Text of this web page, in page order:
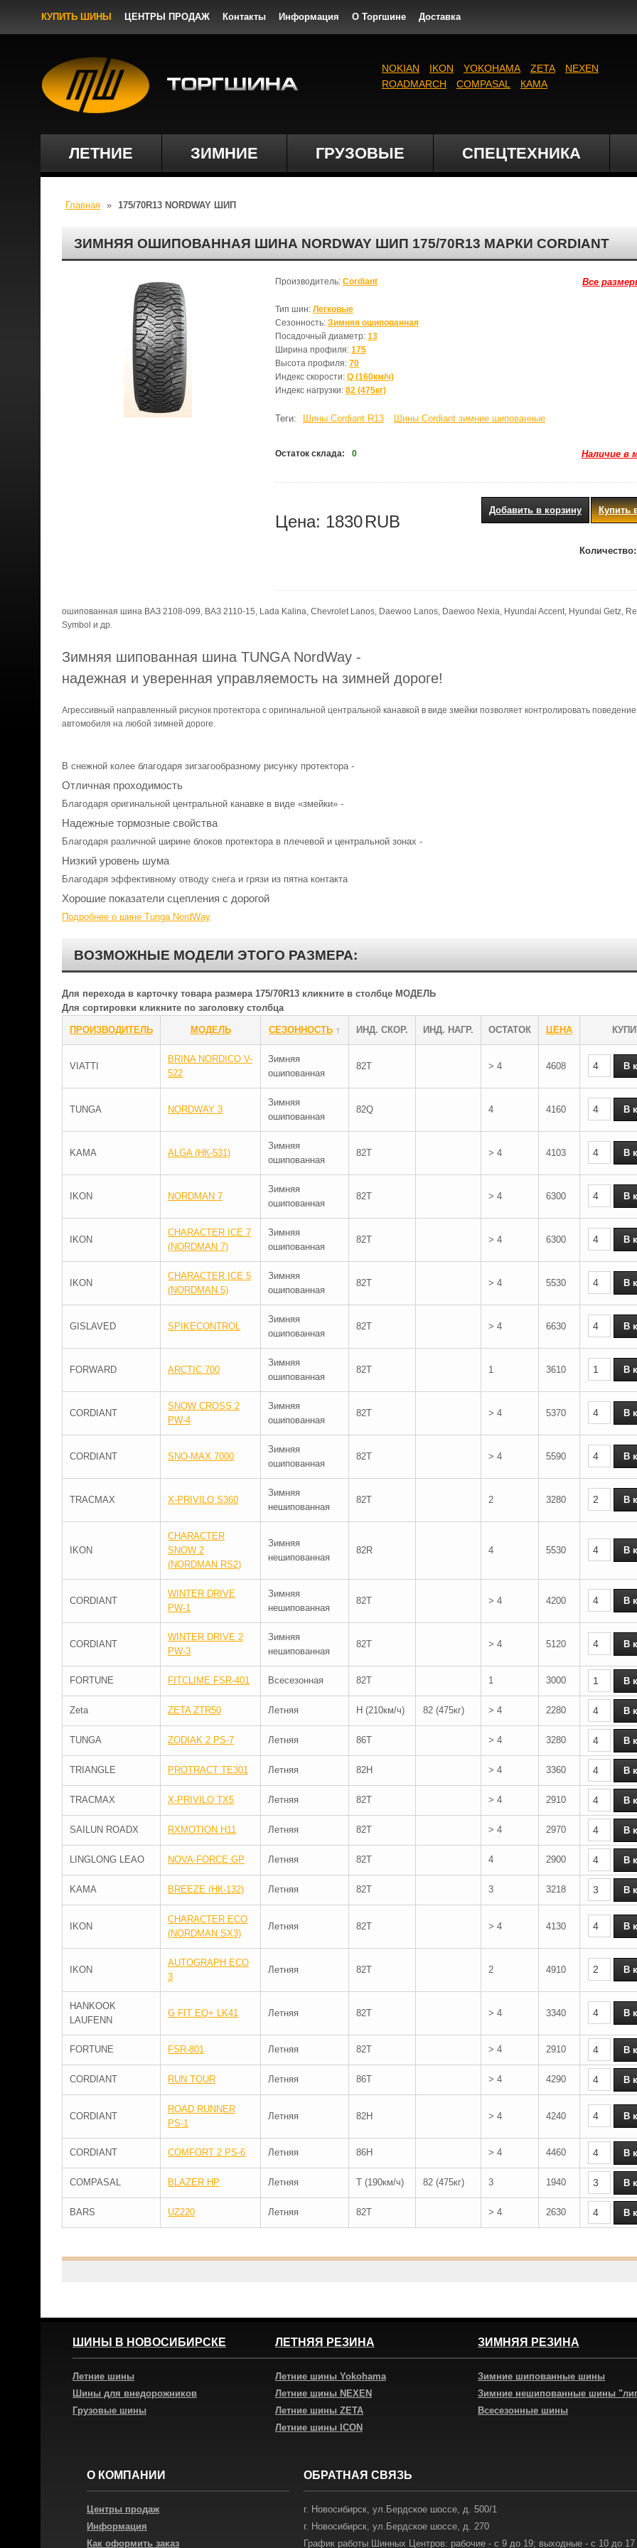
КУПИТЬ ШИНЫ ЦЕНТРЫ ПРОДАЖ Контакты Информация О Торгшине Доставка
ЛЕТНИЕ ЗИМНИЕ ГРУЗОВЫЕ СПЕЦТЕХНИКА
NOKIAN IKON YOKOHAMA ZETA
NEXEN
ROADMARCH
COMPASAL КАМА
Главная » 175/70R13 NORDWAY ШИП
ЗИМНЯЯ ОШИПОВАННАЯ ШИНА NORDWAY ШИП 175/70R13 МАРКИ CORDIANT
Все
Производитель: Cordiant
Тип шин: Легковые
Сезонность: Зимняя ошипованная
Посадочный диаметр: 13
Ширина профиля: 175
Высота профиля: 70
Индекс скорости: Q (160км/ч)
Индекс нагрузки: 82 (475кг)
Теги: Шины Cordiant R13 Шины Cordiant зимние шипованные
Остаток склада: 0 Наличие в
Цена: 1830RUB
Купить
Добавить в корзину
Количество:
ошипованная шина ВАЗ 2108-099, ВАЗ 2110-15, Lada Kalina, Chevrolet Lanos, Daewoo Lanos, Daewoo Nexia, Hyundai Accent, Hyundai Getz,
Symbol и др.
Зимняя шипованная шина TUNGA NordWay -
надежная и уверенная управляемость на зимней дороге!
Агрессивный направленный рисунок протектора с оригинальной центральной канавкой в виде змейки позволяет контролировать поведение
автомобиля на любой зимней дороге.
В снежной колее благодаря зигзагообразному рисунку протектора -
Отличная проходимость
Благодаря оригинальной центральной канавке в виде «змейки» -
Надежные тормозные свойства
Благодаря различной ширине блоков протектора в плечевой и центральной зонах -
Низкий уровень шума
Благодаря эффективному отводу снега и грязи из пятна контакта
Хорошие показатели сцепления с дорогой
Подробнее о шине Tunga NordWay
ВОЗМОЖНЫЕ МОДЕЛИ ЭТОГО РАЗМЕРА:
Для перехода в карточку товара размера 175/70R13 кликните в столбце МОДЕЛЬ
Для сортировки кликните по заголовку столбца
ПРОИЗВОДИТЕЛЬ МОДЕЛЬ СЕЗОННОСТЬ ↑ ИНД. СКОР. ИНД. НАГР. ОСТАТОК ЦЕНА
VIATTI
BRINA NORDICO V-
522
Зимняя
ошипованная
82T > 4 4608
TUNGA NORDWAY 3
Зимняя
ошипованная
82Q 4 4160
KAMA ALGA (НК-531)
Зимняя
ошипованная
82T > 4 4103
IKON NORDMAN 7
Зимняя
ошипованная
82T > 4 6300
IKON
CHARACTER ICE 7
(NORDMAN 7)
Зимняя
ошипованная
82T > 4 6300
IKON
CHARACTER ICE 5
(NORDMAN 5)
Зимняя
ошипованная
82T > 4 5530
GISLAVED SPIKECONTROL
Зимняя
ошипованная
82T > 4 6630
FORWARD ARCTIC 700
Зимняя
ошипованная
82T 1 3610
CORDIANT
SNOW CROSS 2
PW-4
Зимняя
ошипованная
82T > 4 5370
CORDIANT SNO-MAX 7000
Зимняя
ошипованная
82T > 4 5590
TRACMAX X-PRIVILO S360
Зимняя
нешипованная
82T 2 3280
IKON
CHARACTER
SNOW 2
(NORDMAN RS2)
Зимняя
нешипованная
82R 4 5530
CORDIANT
WINTER DRIVE
PW-1
Зимняя
нешипованная
82T > 4 4200
CORDIANT
WINTER DRIVE 2
PW-3
Зимняя
нешипованная
82T > 4 5120
FORTUNE FITCLIME FSR-401 Всесезонная 82T 1 3000
Zeta ZETA ZTR50 Летняя H (210км/ч) 82 (475кг) > 4 2280
TUNGA ZODIAK 2 PS-7 Летняя 86T > 4 3280
TRIANGLE PROTRACT TE301 Летняя 82H > 4 3360
TRACMAX X-PRIVILO TX5 Летняя 82T > 4 2910
SAILUN ROADX RXMOTION H11 Летняя 82T > 4 2970
LINGLONG LEAO NOVA-FORCE GP Летняя 82T 4 2900
KAMA BREEZE (НК-132) Летняя 82T 3 3218
IKON
CHARACTER ECO
(NORDMAN SX3)
Летняя 82T > 4 4130
IKON
AUTOGRAPH ECO
3
Летняя 82T 2 4910
HANKOOK
LAUFENN
G FIT EQ+ LK41 Летняя 82T > 4 3340
FORTUNE FSR-801 Летняя 82T > 4 2910
CORDIANT RUN TOUR Летняя 86T > 4 4290
CORDIANT
ROAD RUNNER
PS-1
Летняя 82H > 4 4240
CORDIANT COMFORT 2 PS-6 Летняя 86H > 4 4460
COMPASAL BLAZER HP Летняя T (190км/ч) 82 (475кг) 3 1940
BARS UZ220 Летняя 82T > 4 2630
ШИНЫ В НОВОСИБИРСКЕ
Летние шины
Шины для внедорожников
Грузовые шины
ЛЕТНЯЯ РЕЗИНА
Летние шины Yokohama
Летние шины NEXEN
Летние шины ZETA
Летние шины ICON
ЗИМНЯЯ РЕЗИНА
Зимние шипованные шины
Зимние нешипованные шины
Всесезонные шины
О КОМПАНИИ
Центры продаж
Информация
Как оформить заказ
ОБРАТНАЯ СВЯЗЬ
г. Новосибирск, ул.Бердское шоссе, д. 500/1
г. Новосибирск, ул.Бердское шоссе, д. 270
График работы Шинных Центров: рабочие - с 9 до 19; выходные - с 10 до 17